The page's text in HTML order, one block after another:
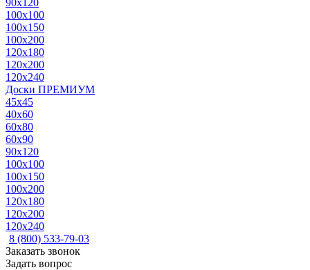
90x120
100x100
100x150
100x200
120x180
120x200
120x240
Доски ПРЕМИУМ
45x45
40x60
60x80
60x90
90x120
100x100
100x150
100x200
120x180
120x200
120x240
8 (800) 533-79-03
Заказать звонок
Задать вопрос